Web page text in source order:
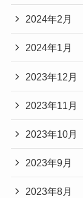
2024年2月
2024年1月
2023年12月
2023年11月
2023年10月
2023年9月
2023年8月